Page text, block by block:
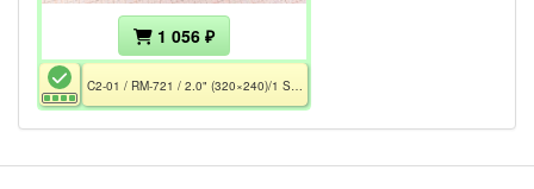
1 056 ₽
C2-01 / RM-721 / 2.0" (320×240)/1 SIM/3G/Series 40/46 Mb/3.2MP/Bluetooth/MicroSD/Java/USB/CE/РСТ/ Без СЗУ